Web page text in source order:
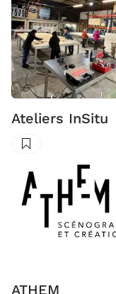
Ateliers InSitu
Suivre
ATHEM